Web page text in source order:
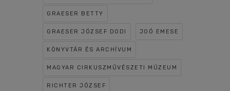
GRAESER BETTY
GRAESER JÓZSEF DODI JOÓ EMESE
KÖNYVTÁR ÉS ARCHÍVUM
MAGYAR CIRKUSZMŰVÉSZETI MÚZEUM
RICHTER JÓZSEF